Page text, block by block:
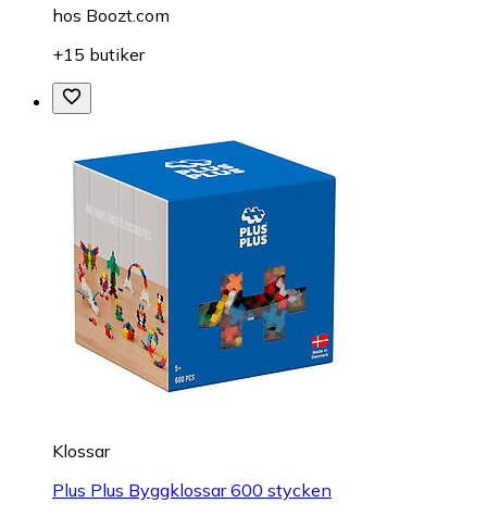
hos Boozt.com
+15 butiker
Klossar
Plus Plus Byggklossar 600 stycken